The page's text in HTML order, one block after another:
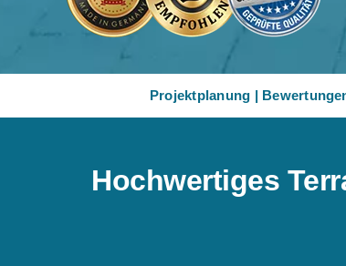
Projektplanung |
Hochwertiges